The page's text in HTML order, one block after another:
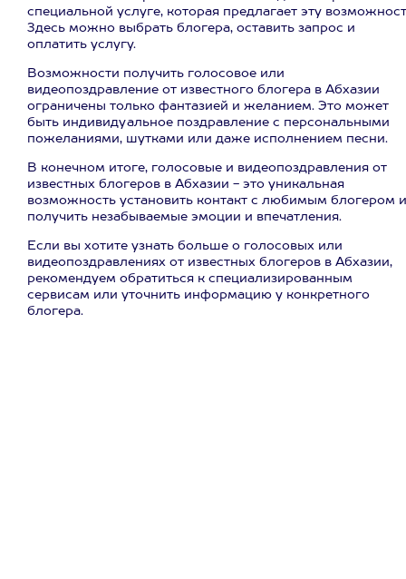
специальной услуге, которая предлагает эту
Здесь можно выбрать блогера, оставить запрос и
оплатить услугу.
Возможности получить голосовое или
видеопоздравление от известного блогера в Абхазии
ограничены только фантазией и желанием. Это может
быть индивидуальное поздравление с персональными
пожеланиями, шутками или даже исполнением песни.
В конечном итоге, голосовые и видеопоздравления от
известных блогеров в Абхазии - это уникальная
возможность установить контакт с любимым блогером и
получить незабываемые эмоции и впечатления.
Если вы хотите узнать больше о голосовых или
видеопоздравлениях от известных блогеров в Абхазии,
рекомендуем обратиться к специализированным
сервисам или уточнить информацию у конкретного
блогера.